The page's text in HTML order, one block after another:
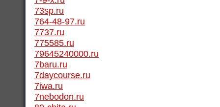
73sp.ru
764-48-97.ru
7737.ru
775585.ru
79645240000.ru
7baru.ru
7daycourse.ru
7iwa.ru
7nebodon.ru